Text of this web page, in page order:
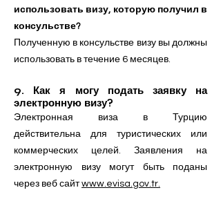
использовать визу, которую получил в
консульстве?
Полученную в консульстве визу вы должны
использовать в течение 6 месяцев.
​9. Как я могу подать заявку на
электронную визу?
Электронная виза в Турцию
действительна для туристических или
коммерческих целей. Заявления на
электронную визу могут быть поданы
через веб сайтwww.evisa.gov.tr.